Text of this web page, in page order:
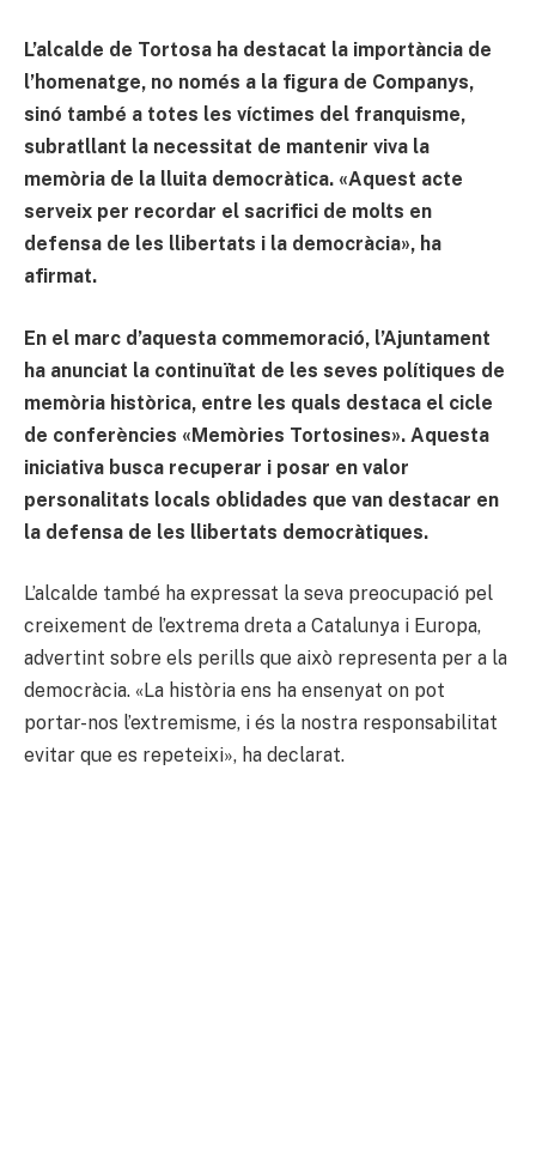
L’alcalde de Tortosa ha destacat la importància de
l’homenatge, no només a la figura de Companys,
sinó també a totes les víctimes del franquisme,
subratllant la necessitat de mantenir viva la
memòria de la lluita democràtica. «Aquest acte
serveix per recordar el sacrifici de molts en
defensa de les llibertats i la democràcia», ha
afirmat.
En el marc d’aquesta commemoració, l’Ajuntament
ha anunciat la continuïtat de les seves polítiques de
memòria històrica, entre les quals destaca el cicle
de conferències «Memòries Tortosines». Aquesta
iniciativa busca recuperar i posar en valor
personalitats locals oblidades que van destacar en
la defensa de les llibertats democràtiques.
L’alcalde també ha expressat la seva preocupació pel
creixement de l’extrema dreta a Catalunya i Europa,
advertint sobre els perills que això representa per a la
democràcia. «La història ens ha ensenyat on pot
portar-nos l’extremisme, i és la nostra responsabilitat
evitar que es repeteixi», ha declarat.